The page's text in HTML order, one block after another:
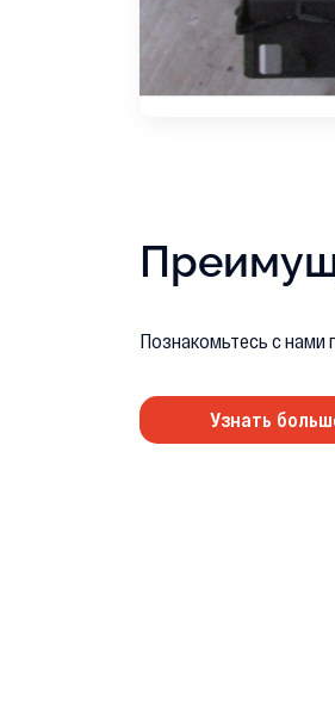
Познакомьтесь с нами
Узнать